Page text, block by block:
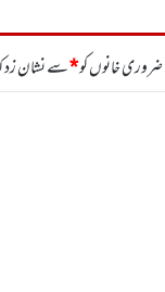
ضروری خانوں کو*سے نشان زد